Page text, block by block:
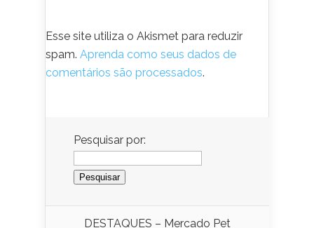
Esse site utiliza o Akismet para reduzir
spam. Aprenda como seus dados de
comentários são processados.
Pesquisar por:
DESTAQUES – Mercado Pet